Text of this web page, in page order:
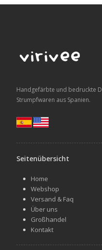
Handgefärbte und bedruckte
Strumpfwaren aus Spanien.
Seitenübersicht
Home
Webshop
Versand & Faq
Über uns
Großhandel
Kontakt